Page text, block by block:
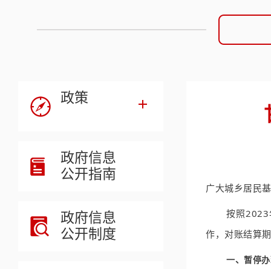
政策
政府信息
公开指南
政府信息
公开制度
广大城乡居民
按照2023
作，对账结算
一、暂停